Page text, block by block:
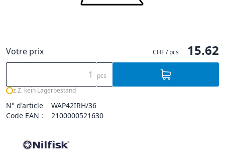
Votre prix CHF / pcs 15.62
pcs
z.Z. kein Lagerbestand
N° d'article
WAP42IRH/36
Code EAN :
2100000521630